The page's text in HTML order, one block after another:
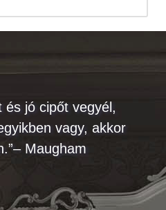
és jó cipőt vegyél,
vagy, akkor
Maugham